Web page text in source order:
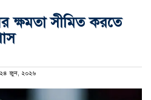
ক্ষমতা সীমিত করতে
জুন, ২০২৬